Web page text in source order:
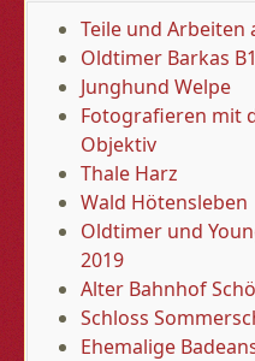
Teile und Arbeiten
Oldtimer Barkas
Junghund Welpe
Fotografieren mit
Objektiv
Thale Harz
Wald Hötensleben
Oldtimer und
2019
Alter Bahnhof
Schloss
Ehemalige